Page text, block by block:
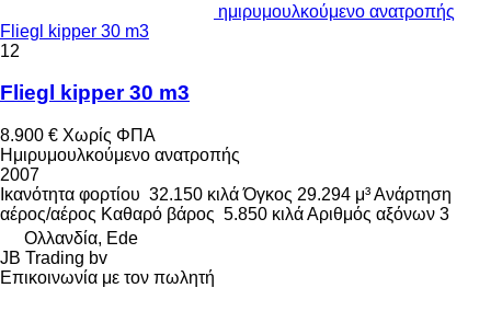
ημιρυμουλκούμενο ανατροπής
Fliegl kipper 30 m3
12
Fliegl kipper 30 m3
8.900 € Χωρίς ΦΠΑ
Ημιρυμουλκούμενο ανατροπής
2007
Ικανότητα φορτίου 32.150 κιλά Όγκος 29.294 μ³Ανάρτηση
αέρος/αέρος Καθαρό βάρος 5.850 κιλάΑριθμός αξόνων 3
Ολλανδία, Ede
JB Trading bv
Επικοινωνία με τον πωλητή